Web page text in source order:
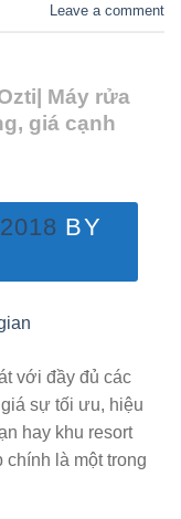
Leave a comment
Máy rửa
giá cạnh
BY
với đầy đủ các
sự tối ưu, hiệu
hay khu resort
chính là một trong